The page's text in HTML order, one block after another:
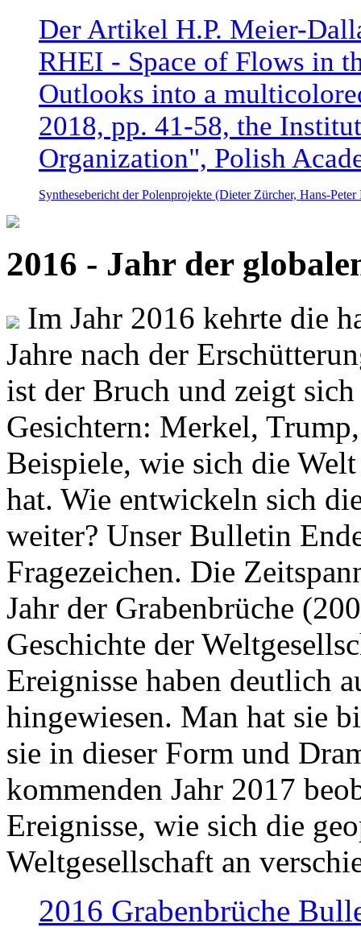
Der Artikel H.P. Meier-
RHEI - Space of Flows in
Outlooks into a
2018, pp. 41-58, the
Organization", Polish
Synthesebericht der Polenprojekte (Dieter Zürcher, Hans-
2016 - Jahr der
Im Jahr 2016 kehrte die
Jahre nach der
ist der Bruch und zeigt
Gesichtern: Merkel,
Beispiele, wie sich die
hat. Wie entwickeln sich
weiter? Unser Bulletin
Fragezeichen. Die
Jahr der Grabenbrüche
Geschichte der
Ereignisse haben deutlich
hingewiesen. Man hat sie
sie in dieser Form und
kommenden Jahr 2017
Ereignisse, wie sich die
Weltgesellschaft an
2016 Grabenbrüche